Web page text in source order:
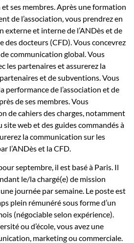
ses membres. Après une formation
de l’association, vous prendrez en
externe et interne de l’ANDès et de
des docteurs (CFD). Vous concevrez
communication global. Vous
les partenaires et assurerez la
et de subventions. Vous
performance de l’association et de
de ses membres. Vous
de cahiers des charges, notamment
web et des guides commandés à
la communication sur les
l’ANDès et la CFD.
septembre, il est basé à Paris. Il
le/la chargé(e) de mission
journée par semaine. Le poste est
plein rémunéré sous forme d’un
(négociable selon expérience).
ou d’école, vous avez une
marketing ou commerciale.